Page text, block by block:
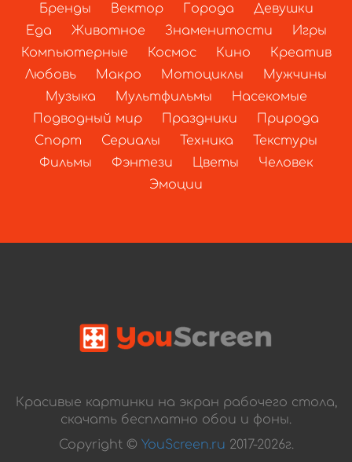
Бренды
Вектор Города
Девушки
Еда
Животное Знаменитости
Игры
Компьютерные
Космос Кино
Креатив
Любовь
Макро Мотоциклы
Мужчины
Музыка
Мультфильмы
Насекомые
Подводный мир
Праздники
Природа
Спорт
Сериалы Техника
Текстуры
Фильмы
Фэнтези Цветы
Человек
Эмоции
Красивые картинки на экран рабочего стола,
скачать бесплатно обои и фоны.
Copyright © YouScreen.ru 2017-2026г.